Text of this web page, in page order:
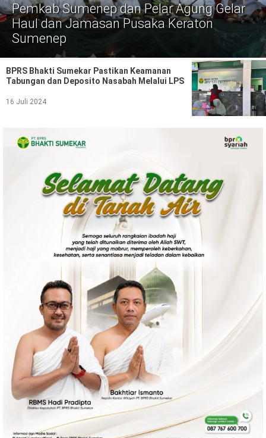
Politik
Gaya Hidup
Kesehatan Kuliner
Otomotif
Ilmiah
Budaya
Ekonomi
Indeks
Pemkab Sumenep dan Pelar Agung Gelar
Haul dan Jamasan Pusaka Keraton
Sumenep
BPRS Bhakti Sumekar Pastikan Keamanan
Tabungan dan Deposito Nasabah Melalui LPS
16 Juli 2024